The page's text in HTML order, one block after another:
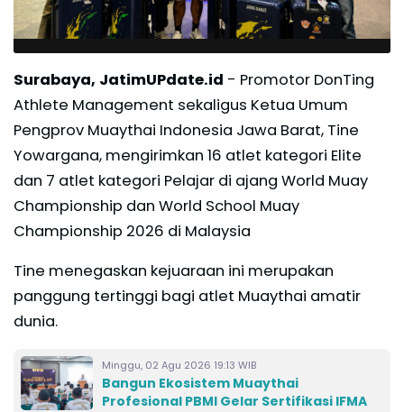
Surabaya, JatimUPdate.id - Promotor DonTing
Athlete Management sekaligus Ketua Umum
Pengprov Muaythai Indonesia Jawa Barat, Tine
Yowargana, mengirimkan 16 atlet kategori Elite
dan 7 atlet kategori Pelajar di ajang World Muay
Championship dan World School Muay
Championship 2026 di Malaysia
Tine menegaskan kejuaraan ini merupakan
panggung tertinggi bagi atlet Muaythai amatir
dunia.
Minggu, 02 Agu 2026 19:13 WIB
Bangun Ekosistem Muaythai
Profesional PBMI Gelar Sertifikasi IFMA